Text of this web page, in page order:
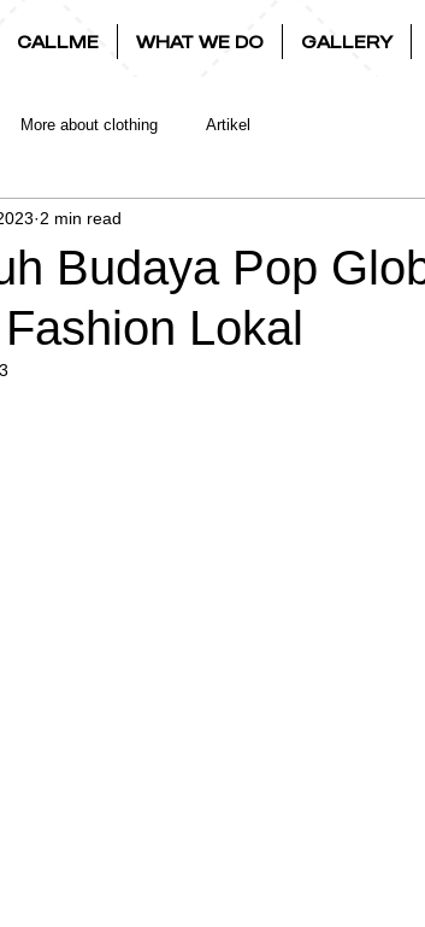
CALLME WHAT WE DO GALLERY
More about clothing Artikel
Budaya Pop
Lokal
2 min read